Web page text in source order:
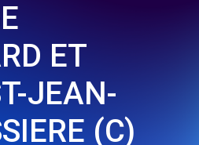
ET
JEAN-
(C)